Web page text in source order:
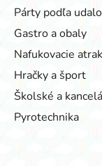
Párty podľa
Gastro a obaly
Nafukovacie
Hračky a šport
Školské a
Pyrotechnika